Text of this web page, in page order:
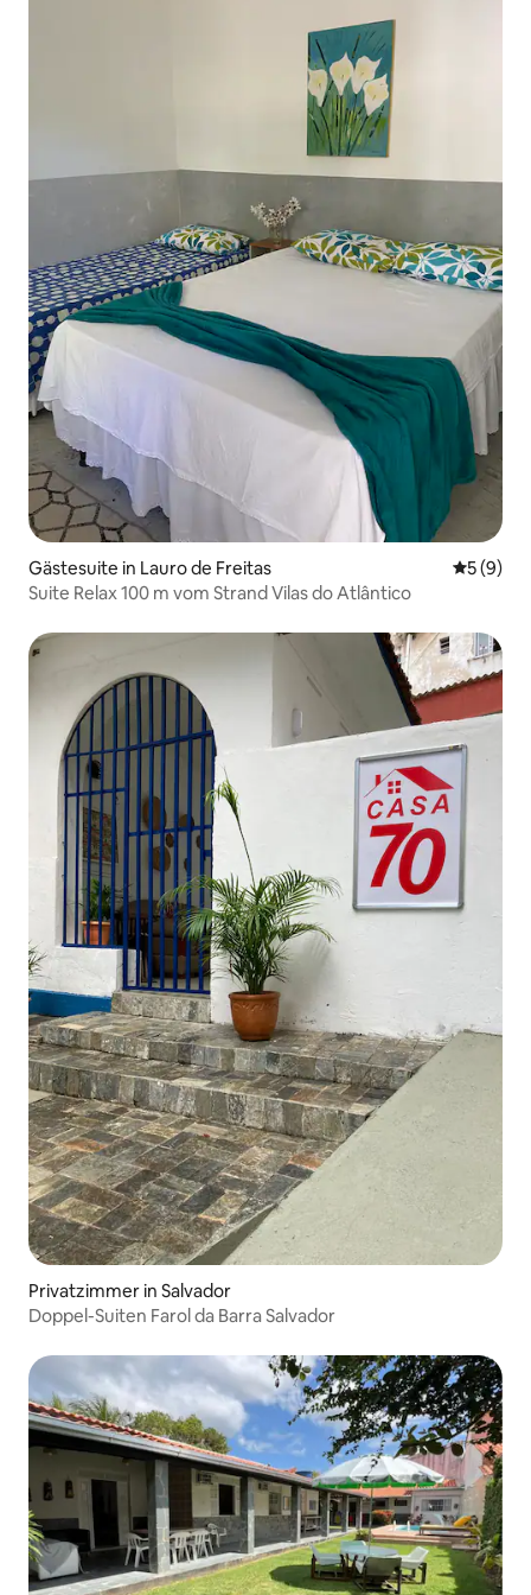
Gästesuite in Lauro de Freitas
5 (9)
Suite Relax 100 m vom Strand Vilas do Atlântico
Privatzimmer in Salvador
Doppel-Suiten Farol da Barra Salvador